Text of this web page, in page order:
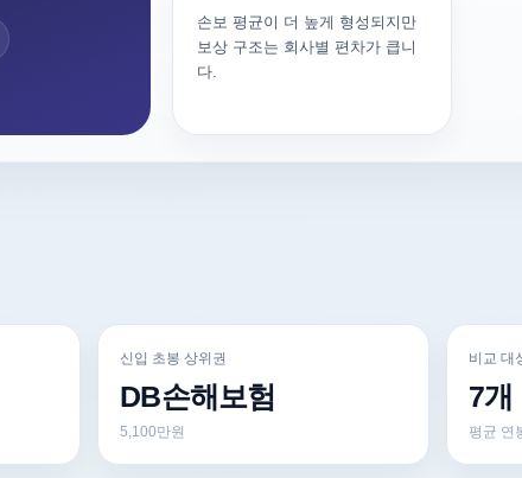
손보 평균이 더 높게 형성되지만
보상 구조는 회사별 편차가 큽니
다.
신입 초봉 상위권
DB손해보험
5,100만원
비교 대
7개
평균 연